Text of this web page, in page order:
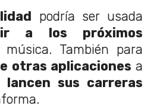
podría ser usada
a los próximos
También para
otras aplicaciones a
lancen sus carreras